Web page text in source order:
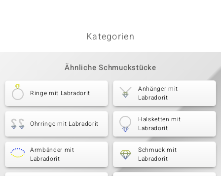
Kategorien
Ähnliche Schmuckstücke
Ringe mit Labradorit
Anhänger mit
Labradorit
Ohrringe mit Labradorit
Halsketten mit
Labradorit
Armbänder mit
Labradorit
Schmuck mit
Labradorit